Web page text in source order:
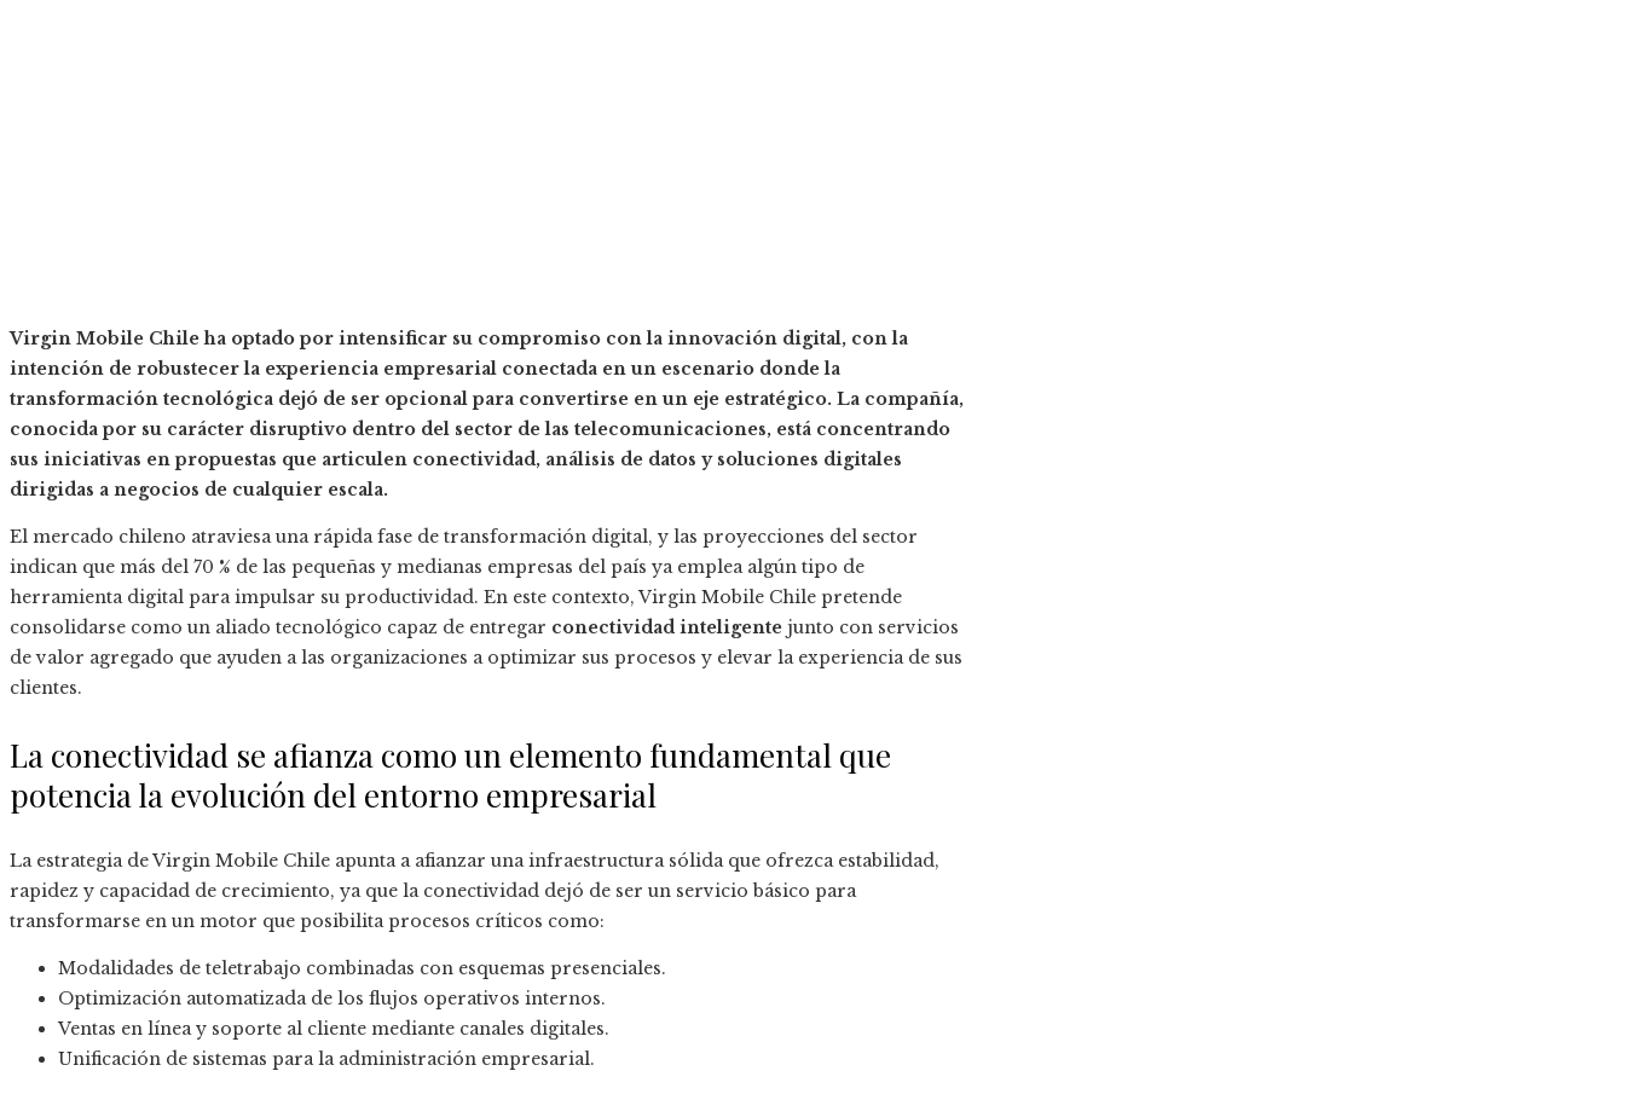
Virgin Mobile Chile ha optado por intensificar su compromiso con la innovación digital, con la
intención de robustecer la experiencia empresarial conectada en un escenario donde la
transformación tecnológica dejó de ser opcional para convertirse en un eje estratégico. La compañía,
conocida por su carácter disruptivo dentro del sector de las telecomunicaciones, está concentrando
sus iniciativas en propuestas que articulen conectividad, análisis de datos y soluciones digitales
dirigidas a negocios de cualquier escala.
El mercado chileno atraviesa una rápida fase de transformación digital, y las proyecciones del sector
indican que más del 70 % de las pequeñas y medianas empresas del país ya emplea algún tipo de
herramienta digital para impulsar su productividad. En este contexto, Virgin Mobile Chile pretende
consolidarse como un aliado tecnológico capaz de entregar conectividad inteligente junto con servicios
de valor agregado que ayuden a las organizaciones a optimizar sus procesos y elevar la experiencia de sus
clientes.
La conectividad se afianza como un elemento fundamental que
potencia la evolución del entorno empresarial
La estrategia de Virgin Mobile Chile apunta a afianzar una infraestructura sólida que ofrezca estabilidad,
rapidez y capacidad de crecimiento, ya que la conectividad dejó de ser un servicio básico para
transformarse en un motor que posibilita procesos críticos como:
Modalidades de teletrabajo combinadas con esquemas presenciales.
Optimización automatizada de los flujos operativos internos.
Ventas en línea y soporte al cliente mediante canales digitales.
Unificación de sistemas para la administración empresarial.